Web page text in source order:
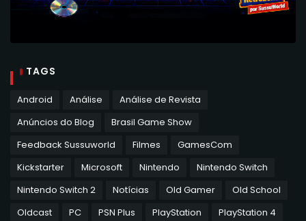
TAGS
Android Análise
Análise de Revista
Anúncios do Blog
Brasil Game Show
Feedback Sussuworld
Filmes
GamesCom
Kickstarter
Microsoft Nintendo
Nintendo Switch
Nintendo Switch 2
Notícias Old Gamer
Old School
Oldcast
PC PSN Plus PlayStation
PlayStation 4